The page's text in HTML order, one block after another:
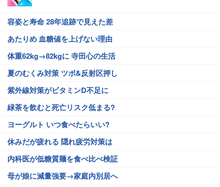
容姿と寿命 28年追跡で見えた差
あたりめ 血糖値を上げない理由
体重62kg→82kgに 寺田心の生活
夏のむくみ対策 ツボ&反射区押し
紫外線対策がビタミンD不足に
緑茶を飲むと死亡リスク低まる?
ヨーグルト いつ食べたらいい?
休みだが疲れる 隠れ疲労対策は
内科医が低糖質麺を食べ比べ検証
母が娘に減量強要→家庭内別居へ